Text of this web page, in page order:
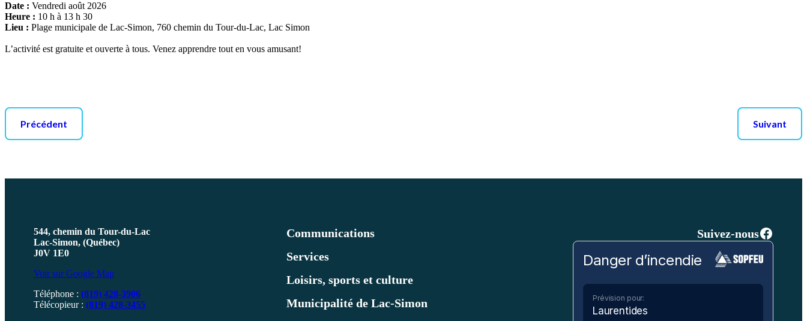
Date : Vendredi août 2026
Heure : 10 h à 13 h 30
Lieu : Plage municipale de Lac-Simon, 760 chemin du Tour-du-Lac, Lac Simon
L’activité est gratuite et ouverte à tous. Venez apprendre tout en vous amusant!
Précédent Suivant
544, chemin du Tour-du-Lac
Lac-Simon, (Québec)
J0V 1E0
Voir sur Google Map
Téléphone : (819) 428-3906
Télécopieur : (819) 428-3455
Communications
Services
Loisirs, sports et culture
Municipalité de Lac-Simon
Suivez-nous
Danger d’incendie
Prévision pour:
Laurentides